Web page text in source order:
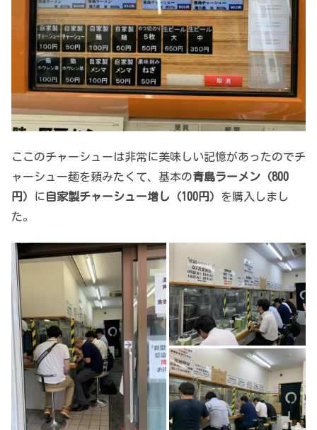
ここのチャーシューは非常に美味しい記憶があったのでチ
ャーシュー麺を頼みたくて、基本の青島ラーメン（800
円）
に自家製チャーシュー増し（100円） を購入しまし
た。